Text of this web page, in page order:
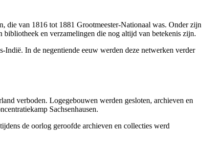
die van 1816 tot 1881 Grootmeester-Nationaal was. Onder zijn
en verzamelingen die nog altijd van betekenis zijn.
In de negentiende eeuw werden deze netwerken verder
verboden. Logegebouwen werden gesloten, archieven en
Sachsenhausen.
de oorlog geroofde archieven en collecties werd